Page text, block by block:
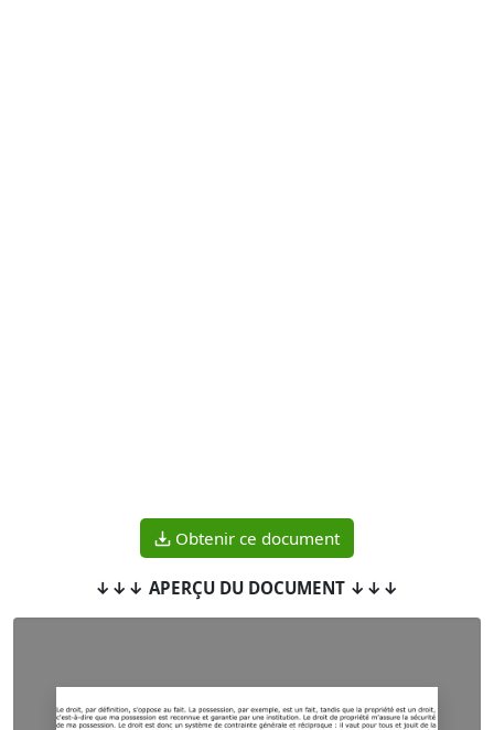
Obtenir ce document
↓↓↓ APERÇU DU DOCUMENT ↓↓↓